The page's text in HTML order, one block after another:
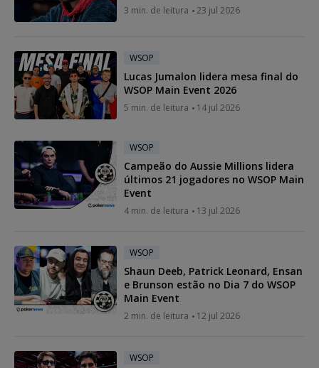
3 min. de leitura 23 jul 2026
WSOP
Lucas Jumalon lidera mesa final do
WSOP Main Event 2026
5 min. de leitura 14 jul 2026
WSOP
Campeão do Aussie Millions lidera
últimos 21 jogadores no WSOP Main
Event
4 min. de leitura 13 jul 2026
WSOP
Shaun Deeb, Patrick Leonard, Ensan
e Brunson estão no Dia 7 do WSOP
Main Event
2 min. de leitura 12 jul 2026
WSOP